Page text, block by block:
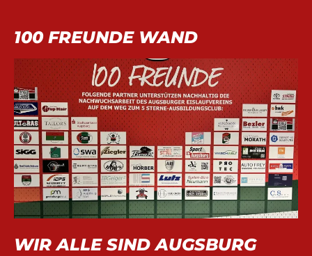
100 FREUNDE WAND
WIR ALLE SIND AUGSBURG